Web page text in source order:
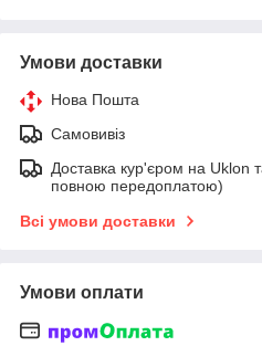
Умови доставки
Нова Пошта
Самовивіз
Доставка кур'єром на Uklon
повною передоплатою)
Всі умови доставки
Умови оплати